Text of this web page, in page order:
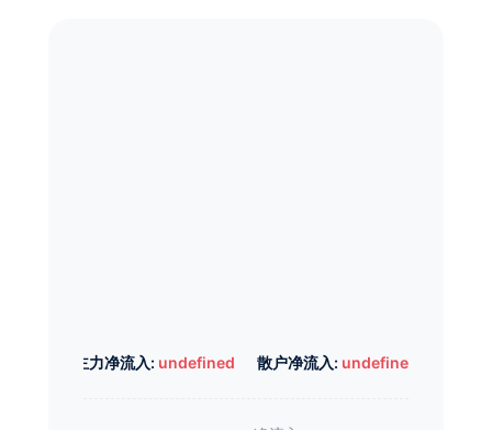
主力净流入: undefined 散户净流入: undefined